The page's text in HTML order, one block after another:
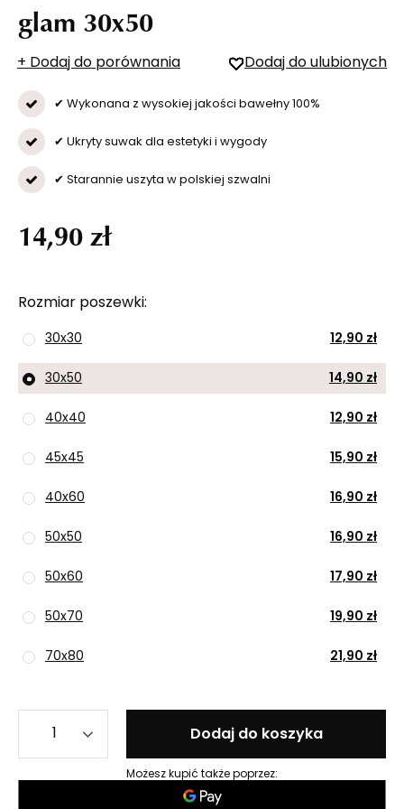
glam 30x50
+ Dodaj do porównania Dodaj do ulubionych
✔ Wykonana z wysokiej jakości bawełny 100%
✔ Ukryty suwak dla estetyki i wygody
✔ Starannie uszyta w polskiej szwalni
Rozmiar poszewki
30x30 12,90 zł
30x50 14,90 zł
40x40 12,90 zł
45x45 15,90 zł
40x60 16,90 zł
50x50 16,90 zł
50x60 17,90 zł
50x70 19,90 zł
70x80 21,90 zł
14,90 zł
Dodaj do koszyka
Możesz kupić także poprzez: